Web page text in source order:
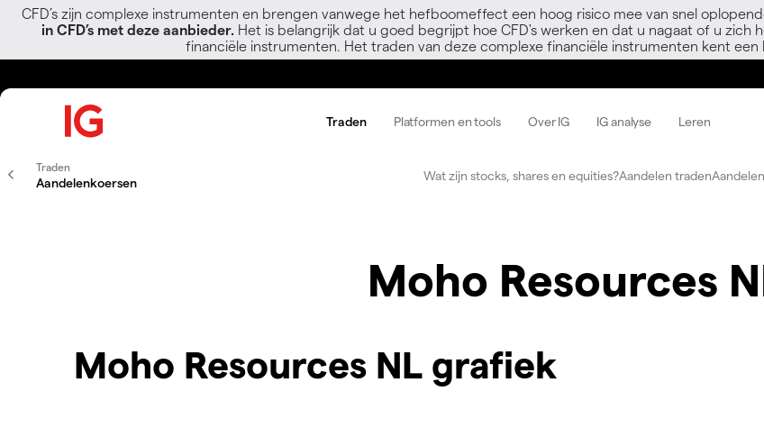
CFD’s zijn complexe instrumenten en brengen vanwege het hefboomeffect een hoog risico mee van snel
in CFD’s met deze aanbieder. Het is belangrijk dat u goed begrijpt hoe CFD's werken en dat u nagaat of u
financiële instrumenten. Het traden van deze complexe financiële instrumenten kent een
Traden Platformen en tools Over IG IG analyse Leren
Traden
Aandelenkoersen Wat zijn stocks, shares en equities?Aandelen traden
Moho Resources
Moho Resources NL grafiek